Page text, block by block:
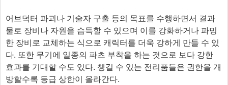
어브덕터 파괴나 기술자 구출 등의 목표를 수행하면서 결과
물로 장비나 자원을 습득할 수 있으며 이를 강화하거나 파밍
한 장비로 교체하는 식으로 캐릭터를 더욱 강하게 만들 수 있
다. 또한 무기에 일종의 파츠 부착을 하는 것으로 보다 강한
효과를 기대할 수도 있다. 챙길 수 있는 전리품들은 권한을 개
방할수록 등급 상한이 올라간다.